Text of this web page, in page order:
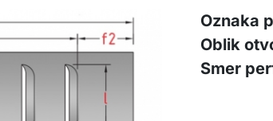
Oznaka
Oblik
Smer